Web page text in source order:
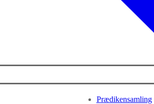
Prædikensamling